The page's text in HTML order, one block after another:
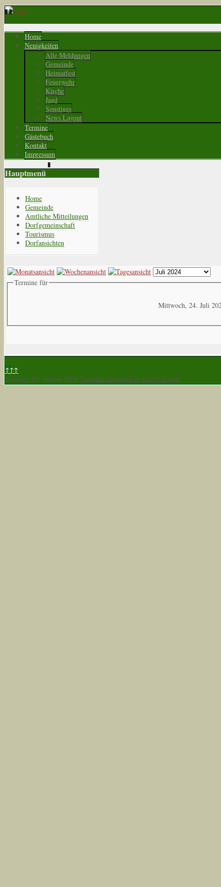
Home
Neuigkeiten
Alle Meldungen
Gemeinde
Heimatfest
Feuerwehr
Kirche
Jagd
Sonstiges
News Layout
Termine
Gästebuch
Kontakt
Impressum
Hauptmenü
Home
Gemeinde
Amtliche Mitteilungen
Dorfgemeinschaft
Tourismus
Dorfansichten
Termine für
Mittwoch, 24. Juli
↑↑↑
Sonntag, 09. August 2026 Template designed by LernVid.com